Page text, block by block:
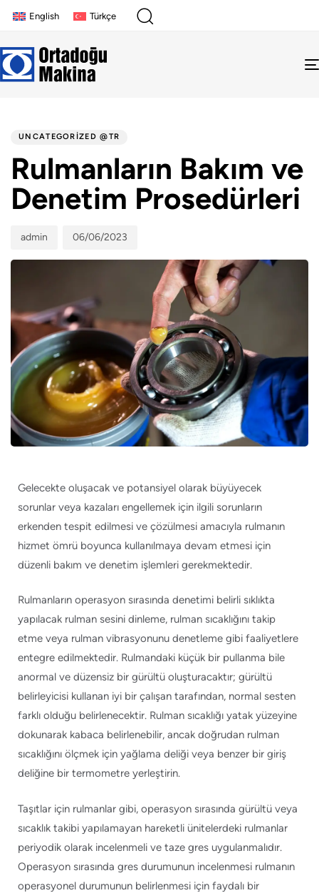
English Türkçe
UNCATEGORIZED @TR
Rulmanların Bakım ve
Denetim Prosedürleri
admin 06/06/2023
Gelecekte oluşacak ve potansiyel olarak büyüyecek
sorunlar veya kazaları engellemek için ilgili sorunların
erkenden tespit edilmesi ve çözülmesi amacıyla rulmanın
hizmet ömrü boyunca kullanılmaya devam etmesi için
düzenli bakım ve denetim işlemleri gerekmektedir.
Rulmanların operasyon sırasında denetimi belirli sıklıkta
yapılacak rulman sesini dinleme, rulman sıcaklığını takip
etme veya rulman vibrasyonunu denetleme gibi faaliyetlere
entegre edilmektedir. Rulmandaki küçük bir pullanma bile
anormal ve düzensiz bir gürültü oluşturacaktır; gürültü
belirleyicisi kullanan iyi bir çalışan tarafından, normal sesten
farklı olduğu belirlenecektir. Rulman sıcaklığı yatak yüzeyine
dokunarak kabaca belirlenebilir, ancak doğrudan rulman
sıcaklığını ölçmek için yağlama deliği veya benzer bir giriş
deliğine bir termometre yerleştirin.
Taşıtlar için rulmanlar gibi, operasyon sırasında gürültü veya
sıcaklık takibi yapılamayan hareketli ünitelerdeki rulmanlar
periyodik olarak incelenmeli ve taze gres uygulanmalıdır.
Operasyon sırasında gres durumunun incelenmesi rulmanın
operasyonel durumunun belirlenmesi için faydalı bir